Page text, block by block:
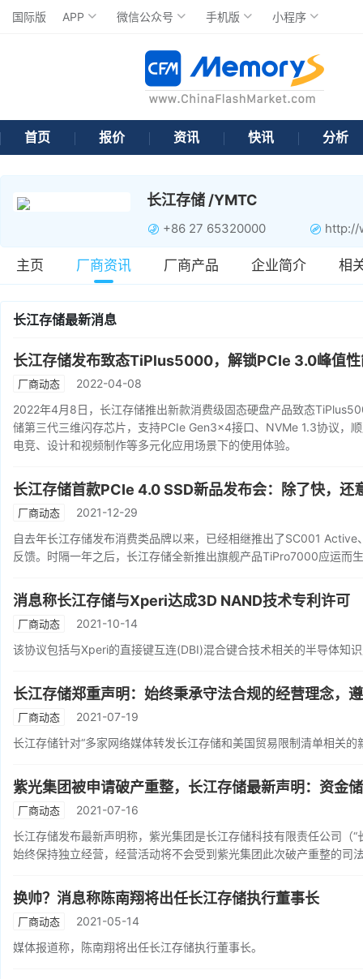
国际版 APP 微信公众号 手机版 小程序
首页 报价 资讯 快讯 分析
长江存储 /YMTC
+86 27 65320000 http://
主页 厂商资讯 厂商产品 企业简介 相
长江存储最新消息
长江存储发布致态TiPlus5000，解锁PCIe 3.0峰值
厂商动态
2022-04-08
2022年4月8日，长江存储推出新款消费级固态硬盘产品致态
储第三代三维闪存芯片，支持PCIe Gen3x4接口、NVMe 1.3协议，
电竞、设计和视频制作等多元化应用场景下的使用体验。
长江存储首款PCIe 4.0 SSD新品发布会：除了快，还
厂商动态
2021-12-29
自去年长江存储发布消费类品牌以来，已经相继推出了SC001
反馈。时隔一年之后，长江存储全新推出旗舰产品TiPro7000应运而
消息称长江存储与Xperi达成3D NAND技术专利许可
厂商动态
2021-10-14
该协议包括与Xperi的直接键互连(DBI)混合键合技术相关的半导体知
长江存储郑重声明：始终秉承守法合规的经营理念，
厂商动态
2021-07-19
长江存储针对“多家网络媒体转发长江存储和美国贸易限制清单相关的
紫光集团被申请破产重整，长江存储最新声明：资金
厂商动态
2021-07-16
长江存储发布最新声明称，紫光集团是长江存储科技有限责任公司（
始终保持独立经营，经营活动将不会受到紫光集团此次破产重整的司
换帅？消息称陈南翔将出任长江存储执行董事长
厂商动态
2021-05-14
媒体报道称，陈南翔将出任长江存储执行董事长。